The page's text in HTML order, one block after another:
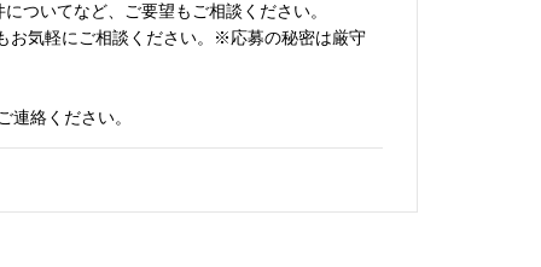
ついてなど、ご要望もご相談ください。
お気軽にご相談ください。※応募の秘密は厳守
絡ください。